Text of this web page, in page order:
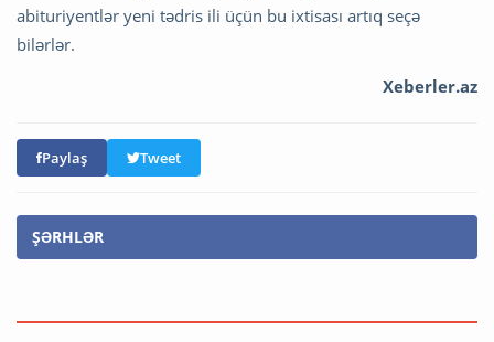
abituriyentlər yeni tədris ili üçün bu ixtisası artıq seçə
bilərlər.
Xeberler.az
Paylaş Tweet
ŞƏRHLƏR